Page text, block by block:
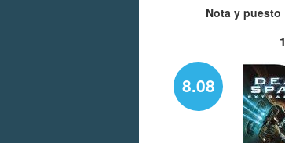
Nota y puesto
1
8.08